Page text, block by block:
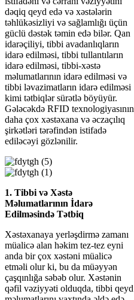
dəqiq qeyd edə və xəstələrin
təhlükəsizliyi və sağlamlığı üçün
güclü dəstək təmin edə bilər. Qan
idarəçiliyi, tibbi avadanlıqların
idarə edilməsi, tibbi tullantıların
idarə edilməsi, tibbi-xəstə
məlumatlarının idarə edilməsi və
tibbi ləvazimatların idarə edilməsi
kimi tətbiqlər sürətlə böyüyür.
Gələcəkdə RFID texnologiyasının
daha çox xəstəxana və əczaçılıq
şirkətləri tərəfindən istifadə
ediləcəyi gözlənilir.
1. Tibbi və Xəstə
Məlumatlarının İdarə
Edilməsində Tətbiq
Xəstəxanaya yerləşdirmə zamanı
müalicə alan həkim tez-tez eyni
anda bir çox xəstəni müalicə
etməli olur ki, bu da müəyyən
çaşqınlığa səbəb olur. Xəstənin
qəfil vəziyyəti olduqda, tibbi qeyd